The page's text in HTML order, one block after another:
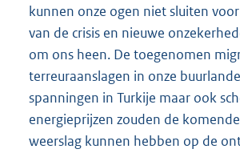
kunnen onze ogen niet sluiten
van de crisis en nieuwe
om ons heen. De toegenomen
terreuraanslagen in onze
spanningen in Turkije maar ook
energieprijzen zouden de
weerslag kunnen hebben op de